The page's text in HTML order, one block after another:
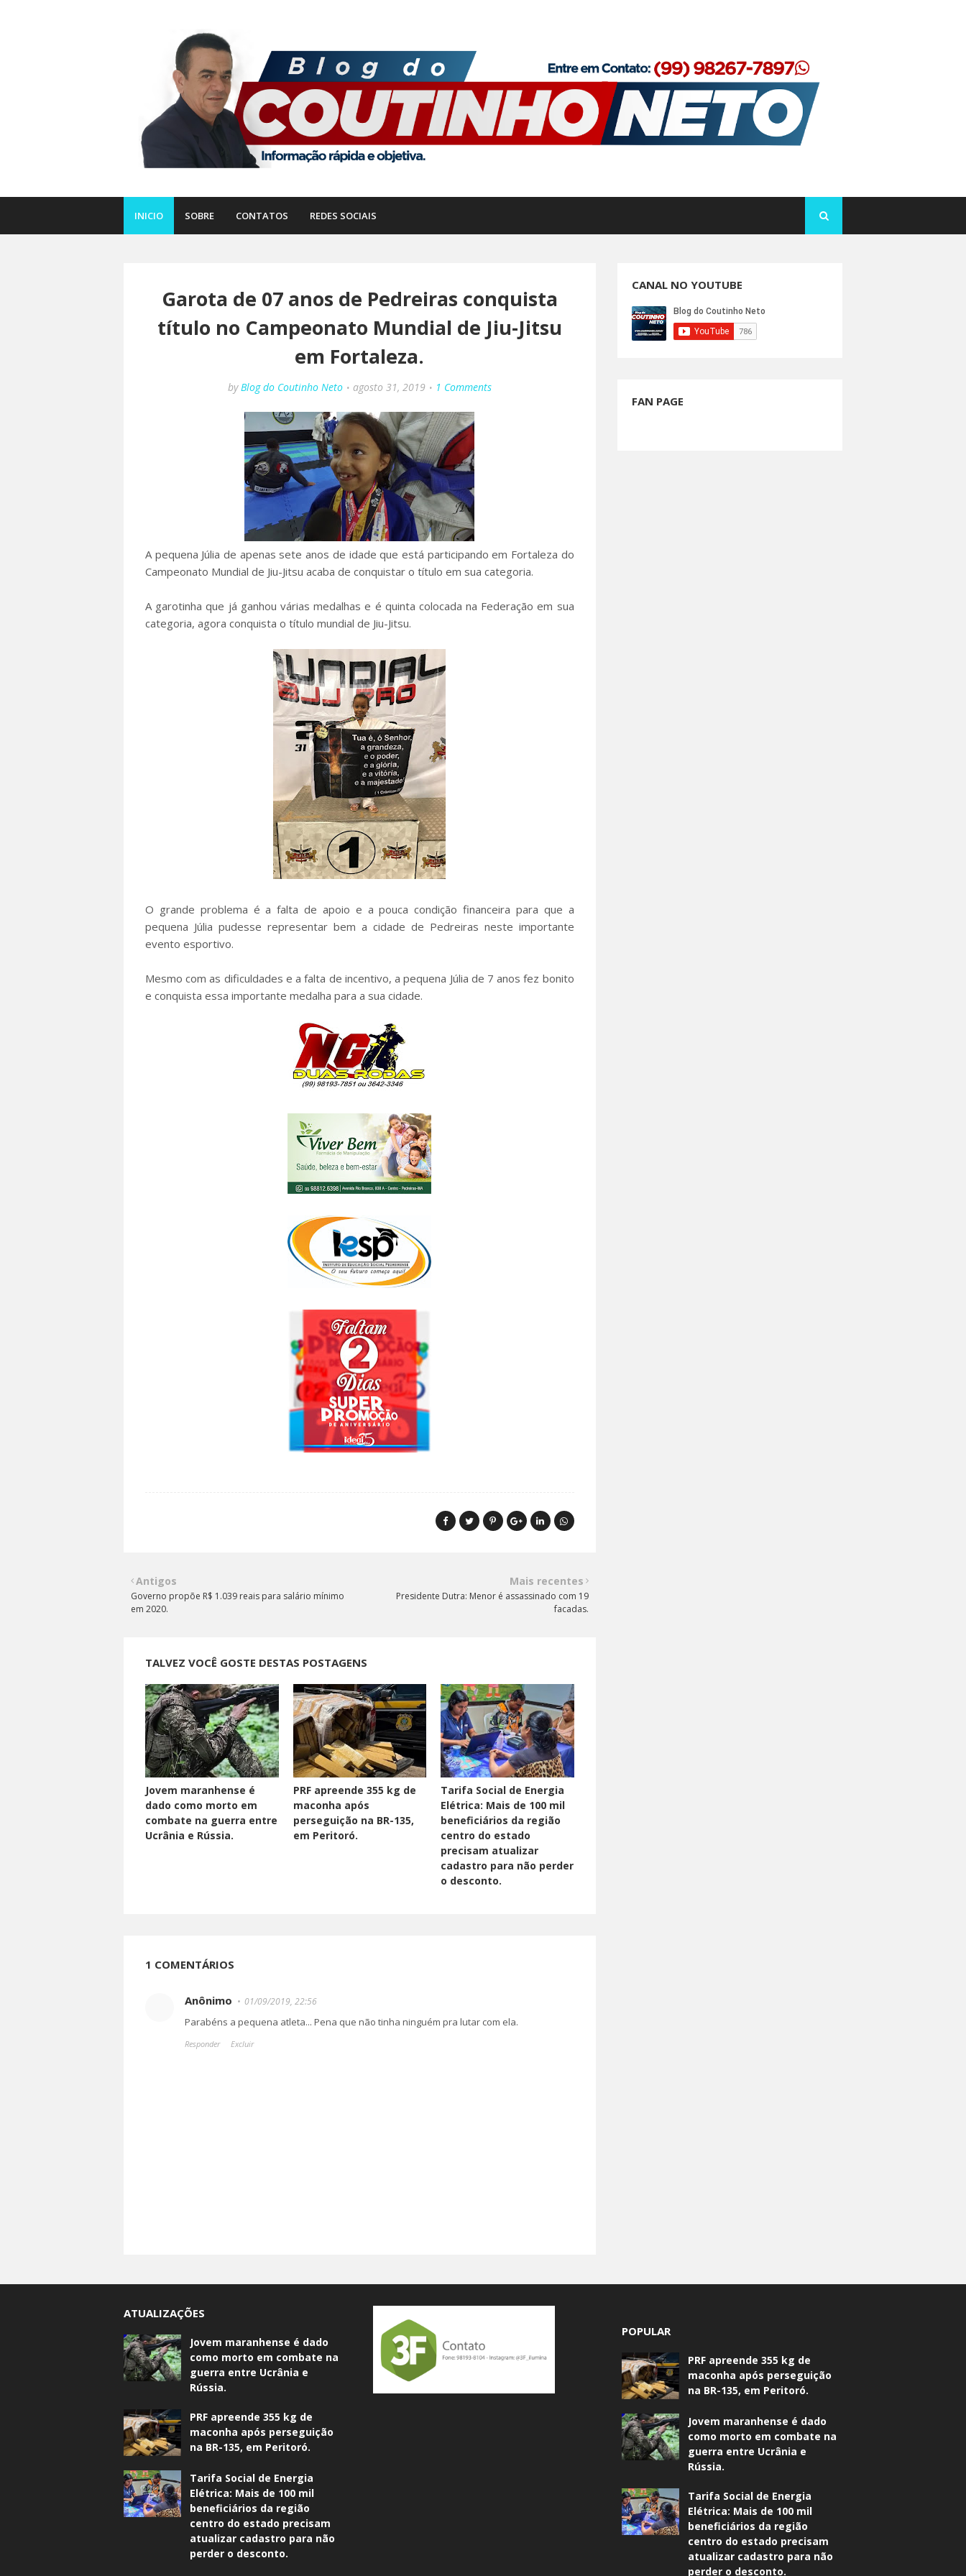
INICIO SOBRE CONTATOS REDES SOCIAIS
Garota de 07 anos de Pedreiras conquista
título no Campeonato Mundial de Jiu-Jitsu
em Fortaleza.
by Blog do Coutinho Neto agosto 31, 2019 1 Comments
A pequena Júlia de apenas sete anos de idade que está participando em Fortaleza do
Campeonato Mundial de Jiu-Jitsu acaba de conquistar o título em sua categoria.
A garotinha que já ganhou várias medalhas e é quinta colocada na Federação em sua
categoria, agora conquista o título mundial de Jiu-Jitsu.
O grande problema é a falta de apoio e a pouca condição financeira para que a
pequena Júlia pudesse representar bem a cidade de Pedreiras neste importante
evento esportivo.
Mesmo com as dificuldades e a falta de incentivo, a pequena Júlia de 7 anos fez bonito
e conquista essa importante medalha para a sua cidade.
Mais recentes
Presidente Dutra: Menor é assassinado com 19
facadas.
Antigos
Governo propõe R$ 1.039 reais para salário mínimo
em 2020.
TALVEZ VOCÊ GOSTE DESTAS POSTAGENS
Jovem maranhense é
dado como morto em
combate na guerra entre
Ucrânia e Rússia.
PRF apreende 355 kg de
maconha após
perseguição na BR-135,
em Peritoró.
Tarifa Social de Energia
Elétrica: Mais de 100 mil
beneficiários da região
centro do estado
precisam atualizar
cadastro para não perder
o desconto.
1 COMENTÁRIOS
Anônimo 01/09/2019, 22:56
Parabéns a pequena atleta... Pena que não tinha ninguém pra lutar com ela.
Responder Excluir
CANAL NO YOUTUBE
FAN PAGE
ATUALIZAÇÕES
Jovem maranhense é dado
como morto em combate na
guerra entre Ucrânia e
Rússia.
PRF apreende 355 kg de
maconha após perseguição
na BR-135, em Peritoró.
Tarifa Social de Energia
Elétrica: Mais de 100 mil
beneficiários da região
centro do estado precisam
atualizar cadastro para não
perder o desconto.
POPULAR
PRF apreende 355 kg de
maconha após perseguição
na BR-135, em Peritoró.
Jovem maranhense é dado
como morto em combate na
guerra entre Ucrânia e
Rússia.
Tarifa Social de Energia
Elétrica: Mais de 100 mil
beneficiários da região
centro do estado precisam
atualizar cadastro para não
perder o desconto.